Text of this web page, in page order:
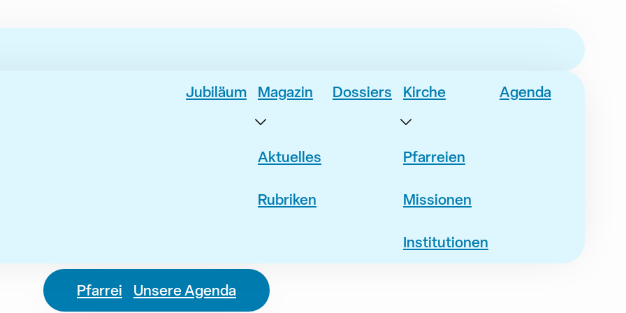
Jubiläum Magazin
Aktuelles
Rubriken
Dossiers Kirche
Pfarreien
Missionen
Institutionen
Agenda
Pfarrei Unsere Agenda